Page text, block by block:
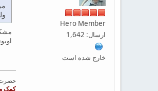
Hero Member
ارسال: 1,642
خارج شده است
حضرت